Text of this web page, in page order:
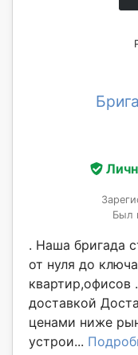
Был
. Наша бригада
от нуля до
доставкой
ценами ниже
устрои...